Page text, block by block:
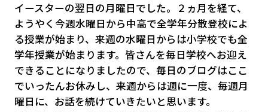
イースターの翌日の月曜日でした。２ヵ月を経て、
ようやく今週水曜日から中高で全学年分散登校によ
る授業が始まり、来週の水曜日からは小学校でも全
学年授業が始まります。皆さんを毎日学校へお迎え
できることになりましたので、毎日のブログはここ
でいったんお休みし、来週からは週に一度、毎週月
曜日に、お話を続けていきたいと思います。